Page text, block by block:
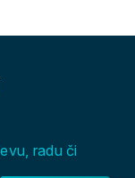
radu či